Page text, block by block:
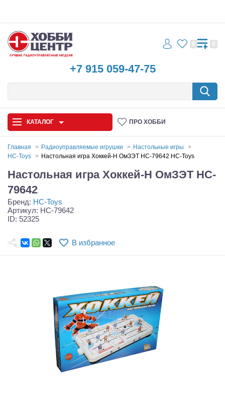
+7 915 059-47-75
0 0
КАТАЛОГ ПРО ХОББИ
Запчасти и аксессуары
Игрушки
Аппаратура и электроника
Аккумуляторы и батарейки
Зарядные устройства и блоки питания
Главная Радиоуправляемые игрушки
Настольные игры
HC-Toys
Настольная игра Хоккей-Н ОмЗЭТ HC-79642 HC-Toys
Настольная игра Хоккей-Н ОмЗЭТ HC-
79642
Бренд: HC-Toys
Артикул: HC-79642
ID: 52325
В избранное